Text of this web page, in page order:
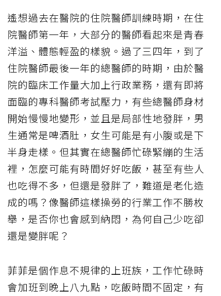
遙想過去在醫院的住院醫師訓練時期，在住
院醫師第一年，大部分的醫師看起來是青春
洋溢、體態輕盈的樣貌。過了三四年，到了
住院醫師最後一年的總醫師的時期，由於醫
院的臨床工作量大加上行政業務，還有即將
面臨的專科醫師考試壓力，有些總醫師身材
開始慢慢地變形，並且是局部性地發胖，男
生通常是啤酒肚，女生可能是有小腹或是下
半身走樣。但其實在總醫師忙碌緊繃的生活
裡，怎麼可能有時間好好吃飯，甚至有些人
也吃得不多，但還是發胖了，難道是老化造
成的嗎？像醫師這樣操勞的行業工作不勝枚
舉，是否你也會感到納悶，為何自己少吃卻
還是變胖呢？
菲菲是個作息不規律的上班族，工作忙碌時
會加班到晚上八九點，吃飯時間不固定，有